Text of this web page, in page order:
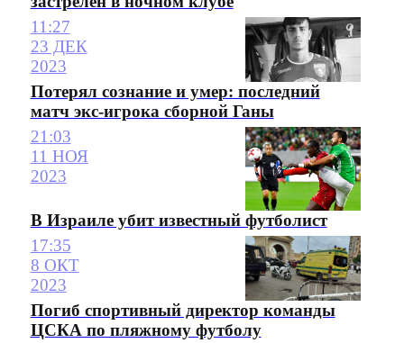
11:27
23 ДЕК
2023
Потерял сознание и умер: последний
матч экс-игрока сборной Ганы
21:03
11 НОЯ
2023
В Израиле убит известный футболист
17:35
8 ОКТ
2023
Погиб спортивный директор команды
ЦСКА по пляжному футболу